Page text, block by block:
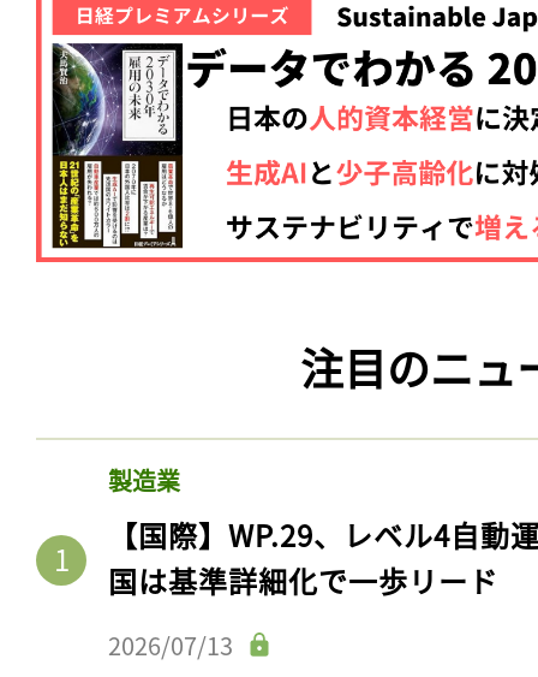
注目のニュ
製造業
【国際】WP.29、レベル4自動
国は基準詳細化で一歩リード
2026/07/13